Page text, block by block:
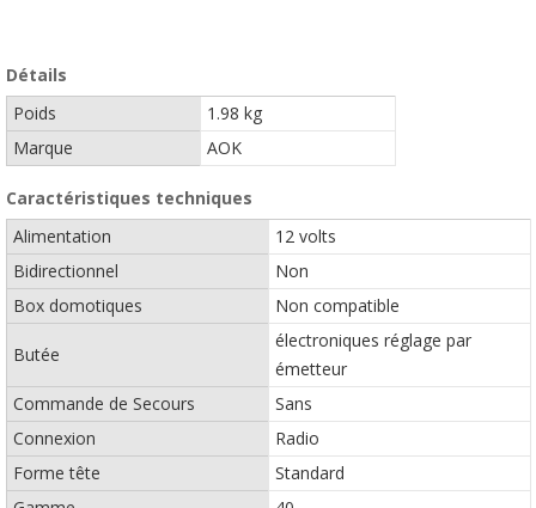
Détails
Poids
1.98 kg
Marque
AOK
Caractéristiques techniques
Alimentation
12 volts
Bidirectionnel
Non
Box domotiques
Non compatible
Butée
électroniques réglage par
émetteur
Commande de Secours
Sans
Connexion
Radio
Forme tête
Standard